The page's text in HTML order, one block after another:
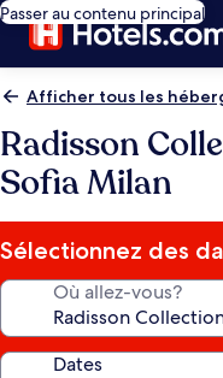
Passer au contenu principal
Afficher tous les
Radisson
Sofia Milan
Sélectionnez des
Où allez-vous?
Dates